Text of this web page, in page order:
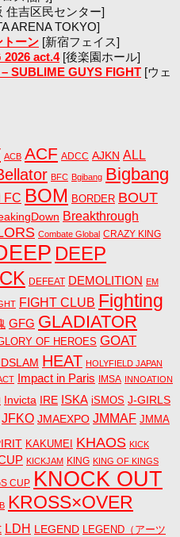
住吉区民センター]
ARENA TOKYO]
トーン [新宿フェイス]
2026 act.4[後楽園ホール]
SUBLIME GUYS FIGHT [ウェ
ACB ACF ADCC AJKN ALL
BFC Bgibang Bigbang
FC BOM BORDER BOUT
Breakthrough
Combate Global CRAZY KING
DEEP
DEFEAT DEMOLITION EM
FIGHT CLUB Fighting
GFG GLADIATOR
OF HEROES GOAT
HEAT HOLYFIELD JAPAN
Impact in Paris IMSA INNOATION
Invicta IRE ISKA iSMOS J-GIRLS
JFKO JMAEXPO JMMAF JMMA
KAKUMEI KHAOS KICK
KICKJAM KING KING OF KINGS
CUP KNOCK OUT
KROSS×OVER
LDH LEGEND LEGEND（アーツ